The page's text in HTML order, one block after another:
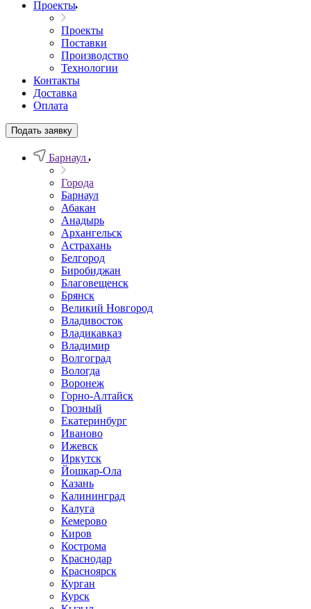
Проекты
Проекты
Поставки
Производство
Технологии
Контакты
Доставка
Оплата
Подать заявку
Барнаул
Города
Барнаул
Абакан
Анадырь
Архангельск
Астрахань
Белгород
Биробиджан
Благовещенск
Брянск
Великий Новгород
Владивосток
Владикавказ
Владимир
Волгоград
Вологда
Воронеж
Горно-Алтайск
Грозный
Екатеринбург
Иваново
Ижевск
Иркутск
Йошкар-Ола
Казань
Калининград
Калуга
Кемерово
Киров
Кострома
Краснодар
Красноярск
Курган
Курск